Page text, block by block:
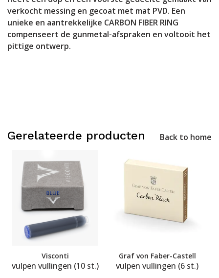
verkocht messing en gecoat met mat PVD. Een
unieke en aantrekkelijke CARBON FIBER RING
compenseert de gunmetal-afspraken en voltooit het
pittige ontwerp.
Gerelateerde producten Back to home
Visconti
vulpen vullingen (10 st.)
Graf von Faber-Castell
vulpen vullingen (6 st.)